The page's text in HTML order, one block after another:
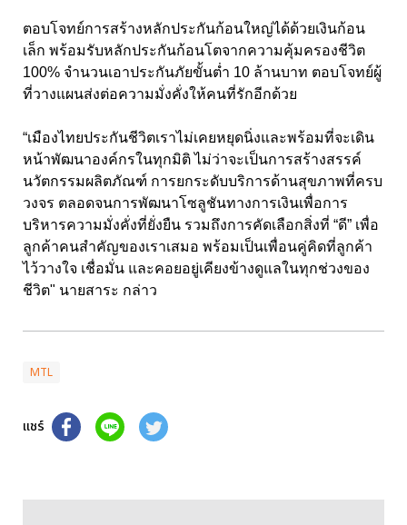
ตอบโจทย์การสร้างหลักประกันก้อนใหญ่ได้ด้วยเงินก้อน
เล็ก พร้อมรับหลักประกันก้อนโตจากความคุ้มครองชีวิต
100% จำนวนเอาประกันภัยขั้นต่ำ 10 ล้านบาท ตอบโจทย์ผู้
ที่วางแผนส่งต่อความมั่งคั่งให้คนที่รักอีกด้วย
“เมืองไทยประกันชีวิตเราไม่เคยหยุดนิ่งและพร้อมที่จะเดิน
หน้าพัฒนาองค์กรในทุกมิติ ไม่ว่าจะเป็นการสร้างสรรค์
นวัตกรรมผลิตภัณฑ์ การยกระดับบริการด้านสุขภาพที่ครบ
วงจร ตลอดจนการพัฒนาโซลูชันทางการเงินเพื่อการ
บริหารความมั่งคั่งที่ยั่งยืน รวมถึงการคัดเลือกสิ่งที่ “ดี” เพื่อ
ลูกค้าคนสำคัญของเราเสมอ พร้อมเป็นเพื่อนคู่คิดที่ลูกค้า
ไว้วางใจ เชื่อมั่น และคอยอยู่เคียงข้างดูแลในทุกช่วงของ
ชีวิต" นายสาระ กล่าว
MTL
แชร์